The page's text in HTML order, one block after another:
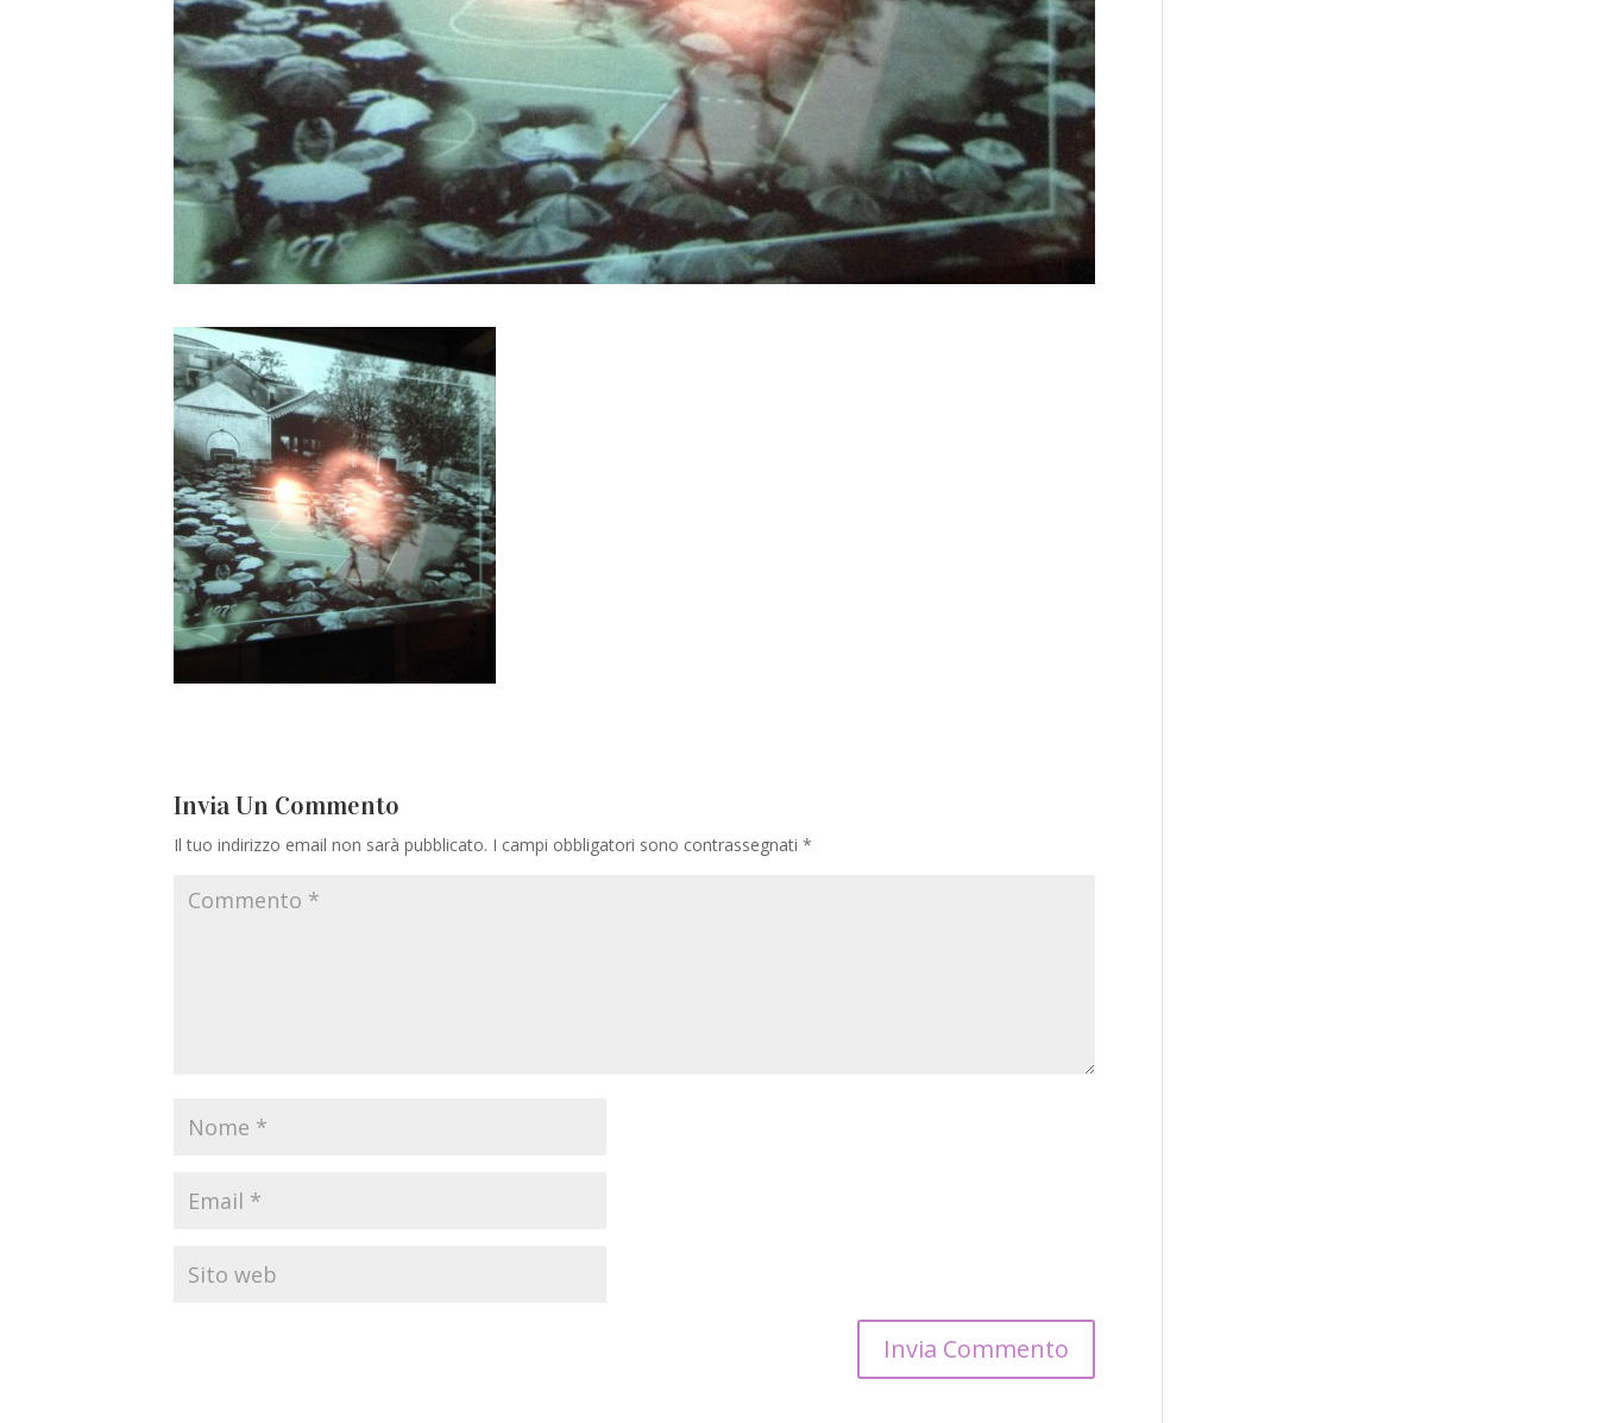
Invia Un Commento
Il tuo indirizzo email non sarà pubblicato. I campi obbligatori sono contrassegnati *